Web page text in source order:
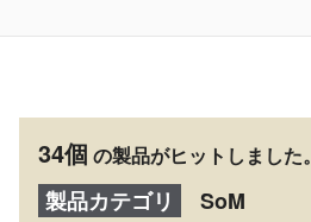
34個 の製品がヒットしました。
製品カテゴリ
SoM